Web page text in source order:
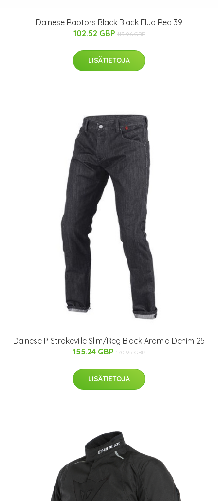
Dainese Raptors Black Black Fluo Red 39
102.52 GBP 113.96 GBP
LISÄTIETOJA
Dainese P. Strokeville Slim/Reg Black Aramid Denim 25
155.24 GBP 170.95 GBP
LISÄTIETOJA